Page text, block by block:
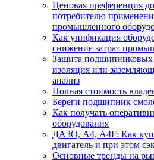
Ценовая преференция
потребителю
промышленного
Как унификация
снижение затрат
Защита подшипниковых
изоляция или
анализ
Полная стоимость
Береги подшипник
Как получать
оборудования
ДАЗО, А4, А4F: Как
двигатель и при этом
Основные тренды на